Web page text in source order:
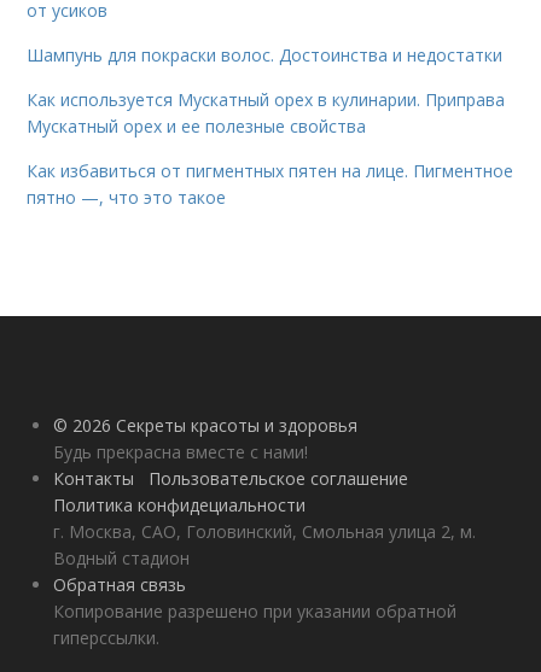
от усиков
Шампунь для покраски волос. Достоинства и недостатки
Как используется Мускатный орех в кулинарии. Приправа
Мускатный орех и ее полезные свойства
Как избавиться от пигментных пятен на лице. Пигментное
пятно —, что это такое
© 2026 Секреты красоты и здоровья
Будь прекрасна вместе с нами!
Контакты
Пользовательское соглашение
Политика конфидециальности
г. Москва, САО, Головинский, Смольная улица 2, м.
Водный стадион
Обратная связь
Копирование разрешено при указании обратной
гиперссылки.